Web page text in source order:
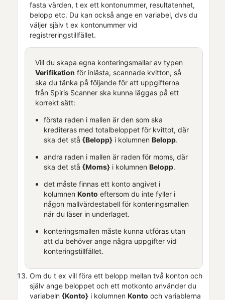
fasta värden, t ex ett kontonummer, resultatenhet,
belopp etc. Du kan också ange en variabel, dvs du
väljer själv t ex kontonummer vid
registreringstillfället.
Vill du skapa egna konteringsmallar av typen
Verifikation för inlästa, scannade kvitton, så
ska du tänka på följande för att uppgifterna
från Spiris Scannerska kunna läggas på ett
korrekt sätt:
första raden i mallen är den som ska
krediteras med totalbeloppet för kvittot, där
ska det stå {Belopp}i kolumnen Belopp.
andra raden i mallen är raden för moms, där
ska det stå {Moms}i kolumnen Belopp.
det måste finnas ett konto angivet i
kolumnen Konto eftersom du inte fyller i
någon mallvärdestabell för konteringsmallen
när du läser in underlaget.
konteringsmallen måste kunna utföras utan
att du behöver ange några uppgifter vid
konteringstillfället.
Om du t ex vill föra ett belopp mellan två konton och
själv ange beloppet och ett motkonto använder du
variabeln {Konto} i kolumnen Konto och variablerna